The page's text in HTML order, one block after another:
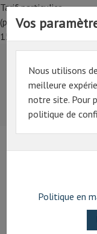
Tarif particulier,
(professionnel,
15%)
(professionnel,
07 69 94
Vos
Nous utilisons
meilleure
notre site. Pour
politique de
Politique en